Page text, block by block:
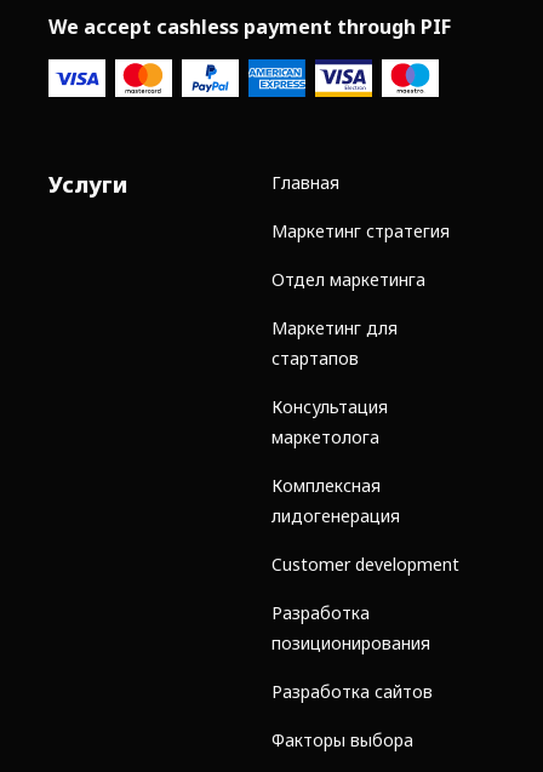
We accept cashless payment through PIF
Услуги Главная
Маркетинг стратегия
Отдел маркетинга
Маркетинг для
стартапов
Консультация
маркетолога
Комплексная
лидогенерация
Customer development
Разработка
позиционирования
Разработка сайтов
Факторы выбора